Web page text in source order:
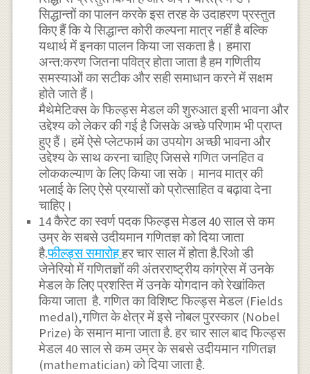
सिद्धान्तों का पालन करके इस तरह के उदाहरण प्रस्तुत
किए हैं कि ये सिद्धान्त कोरी कल्पना मात्र नहीं है बल्कि
यथार्थ में इनका पालन किया जा सकता है। हमारा
अन्त:करण जितना पवित्र होता जाता है हम गणितीय
समस्याओं का सटीक और सही समाधान करने में सक्षम
होते जाते हैं।
मैथेमेटिक्स के फिल्ड्स मेडल की शुरुआत इसी भावना और
उद्देश्य को लेकर की गई है जिसके अच्छे परिणाम भी प्राप्त
हुए हैं। हमें ऐसे प्लेटफार्म का उपयोग अच्छी भावना और
उद्देश्य के साथ करना चाहिए जिससे गणित जनहित व
लोककल्याण के लिए किया जा सके। मानव मात्र की
भलाई के लिए ऐसे प्रयासों को प्रोत्साहित व बढ़ावा देना
चाहिए।
14 कैरेट का स्वर्ण पदक फिल्ड्स मेडल 40 साल से कम
उम्र के सबसे उदीयमान गणितज्ञ को दिया जाता
है.फील्ड्स समारोहहर चार साल में होता है.रिओ डी
जेनेरियो में गणितज्ञों की अंतरराष्ट्रीय कांग्रेस में उनके
मेडल के लिए प्रशस्ति में उनके योगदान को रेखांकित
किया जाता है. गणित का विशिष्ट फिल्ड्स मेडल (Fields
medal),गणित के क्षेत्र में इसे नोबल पुरस्कार (Nobel
Prize) के समान माना जाता है. हर चार साल बाद फिल्ड्स
मेडल 40 साल से कम उम्र के सबसे उदीयमान गणितज्ञ
(mathematician) को दिया जाता है.